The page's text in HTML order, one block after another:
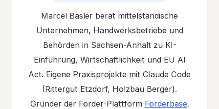
Marcel Bäsler berät mittelständische
Unternehmen, Handwerksbetriebe und
Behörden in Sachsen-Anhalt zu KI-
Einführung, Wirtschaftlichkeit und EU AI
Act. Eigene Praxisprojekte mit Claude Code
(Rittergut Etzdorf, Holzbau Berger).
Gründer der Förder-Plattform Förderbase.